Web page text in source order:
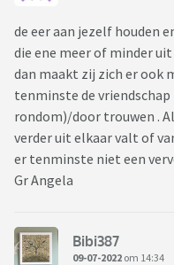
de eer aan jezelf houden
die ene meer of minder
dan maakt zij zich er ook
tenminste de
rondom)/door trouwen .
verder uit elkaar valt of
er tenminste niet een
Gr Angela
Bibi387
09-07-2022 om 14:34